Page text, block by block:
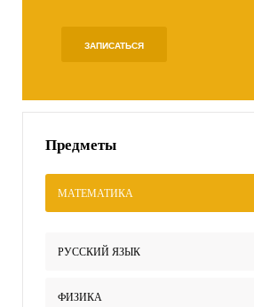
ЗАПИСАТЬСЯ
Предметы
МАТЕМАТИКА
РУССКИЙ ЯЗЫК
ФИЗИКА